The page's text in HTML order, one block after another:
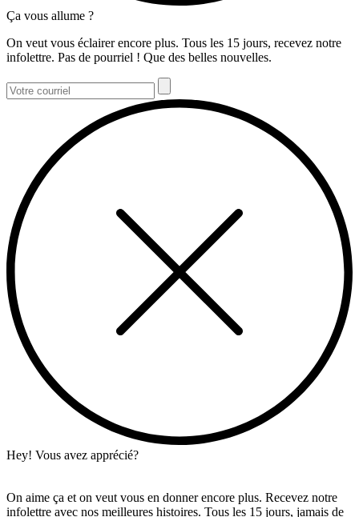
Ça vous allume ?
On veut vous éclairer encore plus. Tous les 15 jours, recevez notre
infolettre. Pas de pourriel ! Que des belles nouvelles.
Hey! Vous avez apprécié?
On aime ça et on veut vous en donner encore plus. Recevez notre
infolettre avec nos meilleures histoires. Tous les 15 jours, jamais de